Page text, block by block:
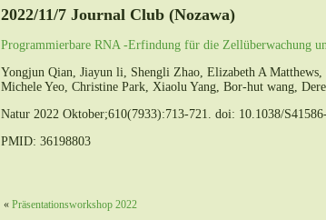
2022/11/7 Journal Club (Nozawa)
Programmierbare RNA -Erfindung für die Zellüberwachung
Yongjun Qian, Jiayun li, Shengli Zhao, Elizabeth A
Michele Yeo, Christine Park, Xiaolu Yang, Bor-hut wang,
Natur 2022 Oktober;610(7933):713-721. doi: 10.1038/
PMID: 36198803
« Präsentationsworkshop 2022